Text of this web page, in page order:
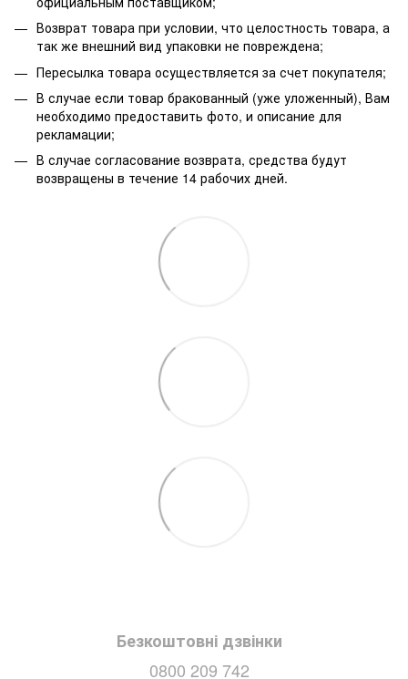
Возврат товара при условии, что целостность товара, а
так же внешний вид упаковки не повреждена;
Пересылка товара осуществляется за счет покупателя;
В случае если товар бракованный (уже уложенный), Вам
необходимо предоставить фото, и описание для
рекламации;
В случае согласование возврата, средства будут
возвращены в течение 14 рабочих дней.
Безкоштовні дзвінки
0800 209 742